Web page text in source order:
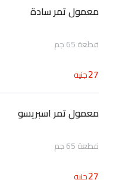
معمول تمر سادة
قطعة 65 جم
27جنيه
معمول تمر اسبريسو
قطعة 65 جم
27جنيه